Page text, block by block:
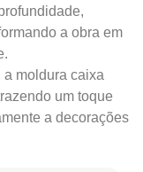
a obra em
a moldura caixa
um toque
a decorações